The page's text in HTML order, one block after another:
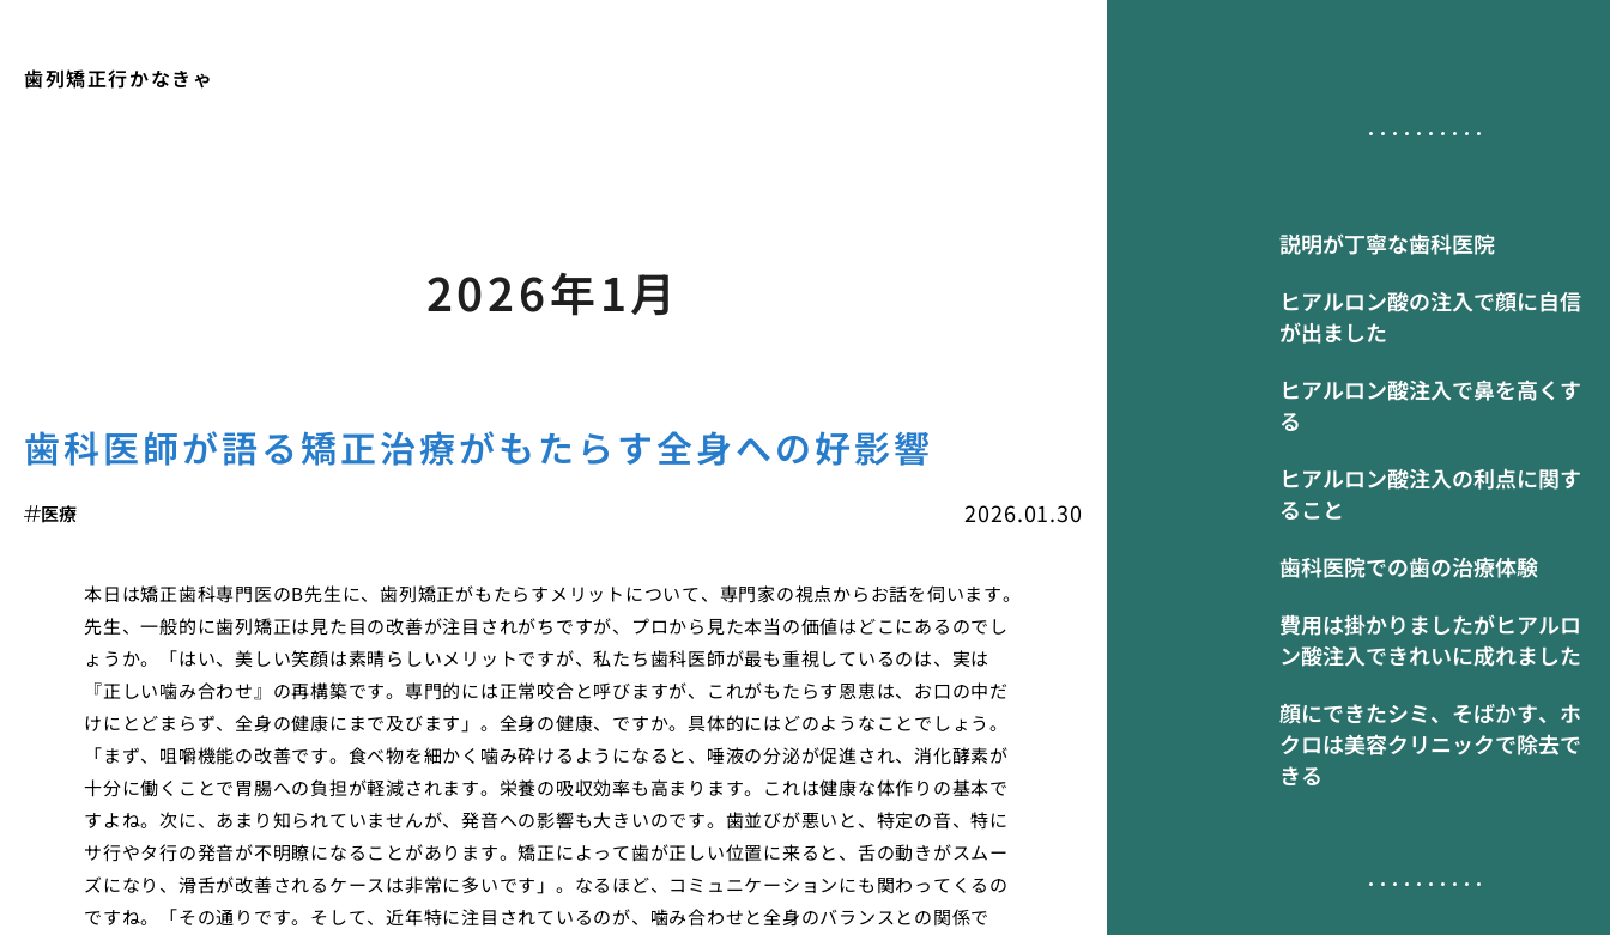
歯列矯正行かなきゃ
説明が丁寧な歯科医院
ヒアルロン酸の注入で顔に自信
が出ました
ヒアルロン酸注入で鼻を高くす
る
ヒアルロン酸注入の利点に関す
ること
歯科医院での歯の治療体験
費用は掛かりましたがヒアルロ
ン酸注入できれいに成れました
顔にできたシミ、そばかす、ホ
クロは美容クリニックで除去で
きる
2026年1月
歯科医師が語る矯正治療がもたらす全身への好影響
2026.01.30
医療
本日は矯正歯科専門医のB先生に、歯列矯正がもたらすメリットについて、専門家の視点からお話を伺います。
先生、一般的に歯列矯正は見た目の改善が注目されがちですが、プロから見た本当の価値はどこにあるのでし
ょうか。「はい、美しい笑顔は素晴らしいメリットですが、私たち歯科医師が最も重視しているのは、実は
『正しい噛み合わせ』の再構築です。専門的には正常咬合と呼びますが、これがもたらす恩恵は、お口の中だ
けにとどまらず、全身の健康にまで及びます」。全身の健康、ですか。具体的にはどのようなことでしょう。
「まず、咀嚼機能の改善です。食べ物を細かく噛み砕けるようになると、唾液の分泌が促進され、消化酵素が
十分に働くことで胃腸への負担が軽減されます。栄養の吸収効率も高まります。これは健康な体作りの基本で
すよね。次に、あまり知られていませんが、発音への影響も大きいのです。歯並びが悪いと、特定の音、特に
サ行やタ行の発音が不明瞭になることがあります。矯正によって歯が正しい位置に来ると、舌の動きがスムー
ズになり、滑舌が改善されるケースは非常に多いです」。なるほど、コミュニケーションにも関わってくるの
ですね。「その通りです。そして、近年特に注目されているのが、噛み合わせと全身のバランスとの関係で